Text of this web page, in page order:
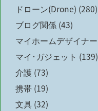
ドローン(Drone) (280)
ブログ関係 (43)
マイホームデザイナー
マイ･ガジェット (139)
介護 (73)
携帯 (19)
文具 (32)